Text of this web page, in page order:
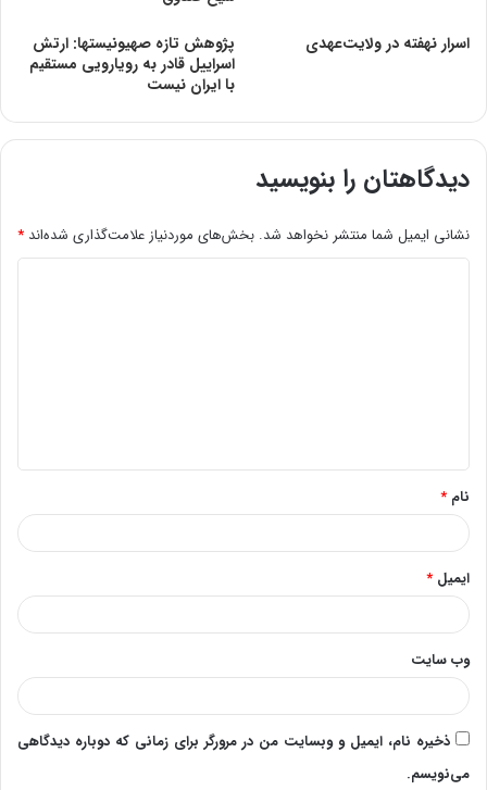
اسرار نهفته در ولایت‌عهدی
پژوهش تازه صهیونیستها: ارتش
اسراییل قادر به رویارویی مستقیم
با ایران نیست
دیدگاهتان را بنویسید
نشانی ایمیل شما منتشر نخواهد شد. بخش‌های موردنیاز علامت‌گذاری شده‌اند *
*
نام *
ایمیل *
وب‌ سایت
ذخیره نام، ایمیل و وبسایت من در مرورگر برای زمانی که دوباره دیدگاهی
می‌نویسم.